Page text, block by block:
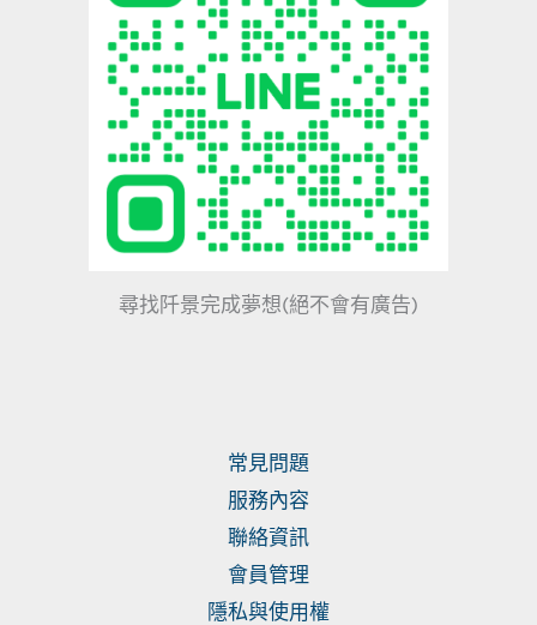
尋找阡景完成夢想(絕不會有廣告)
常見問題
服務內容
聯絡資訊
會員管理
隱私與使用權